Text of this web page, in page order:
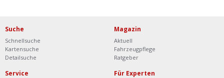
Suche
Schnellsuche
Kartensuche
Detailsuche
Magazin
Aktuell
Fahrzeugpflege
Ratgeber
Service Für Experten